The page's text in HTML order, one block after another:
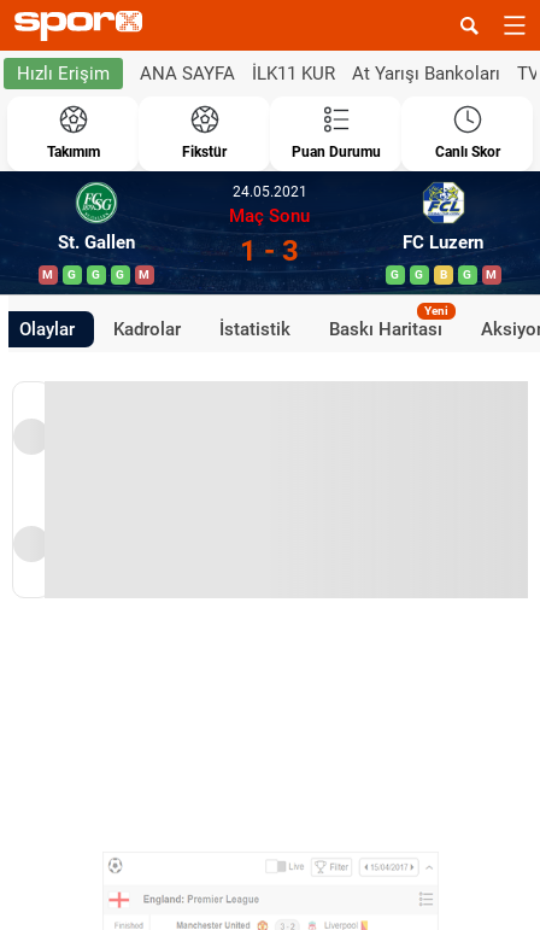
Hızlı Erişim ANA SAYFA İLK11 KUR At Yarışı Bankoları
Takımım Fikstür Puan Durumu Canlı Skor
St. Gallen
M G G G M
24.05.2021
Maç Sonu
1 - 3 FC Luzern
G G B G M
Olaylar Kadrolar İstatistik Baskı Haritası
Yeni